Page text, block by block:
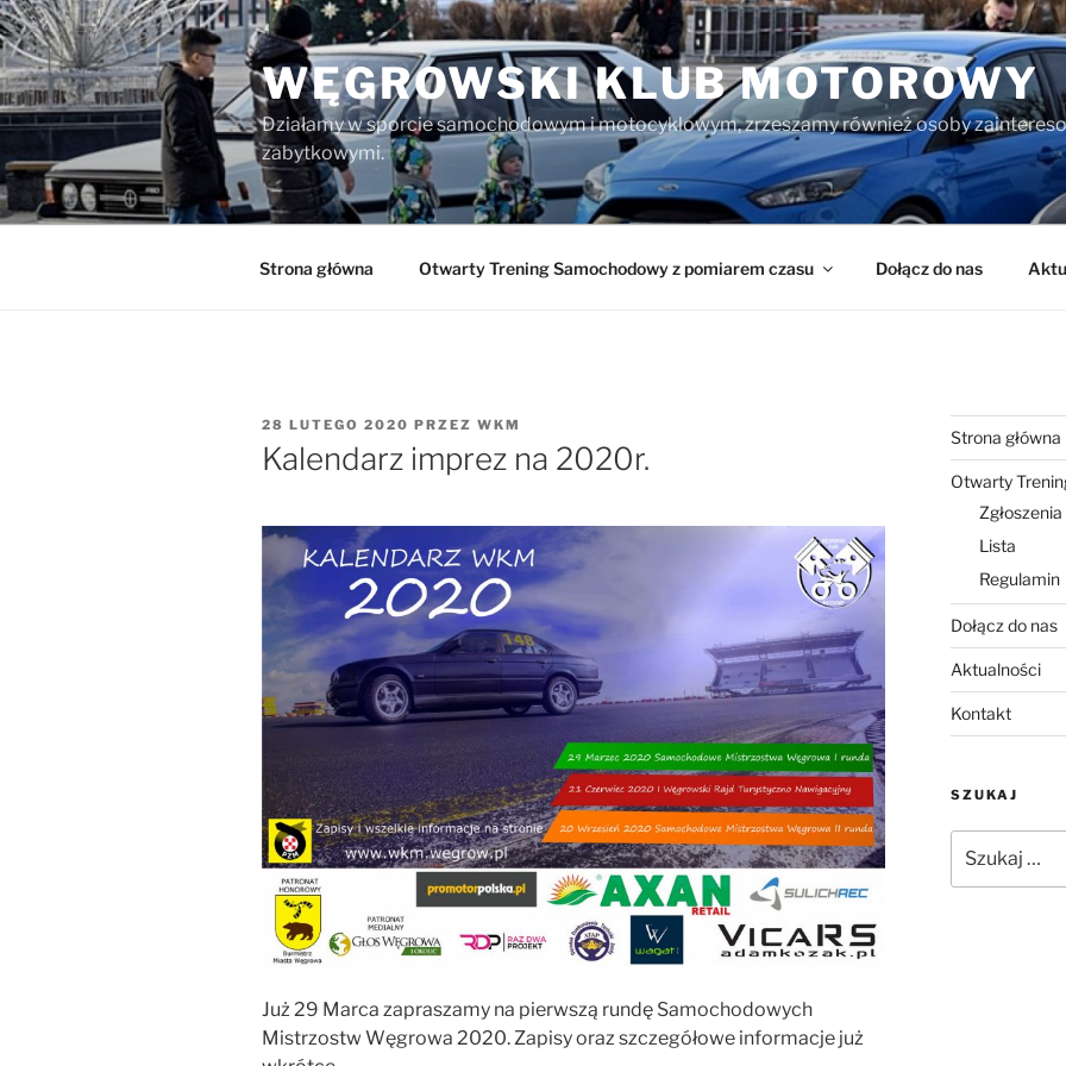
Przejdź
do
treści
WĘGROWSKI KLUB MOTOROWY
Działamy w sporcie samochodowym i motocyklowym, zrzeszamy również osoby
zabytkowymi.
Strona główna Otwarty Trening Samochodowy z pomiarem czasu Dołącz do nas
OPUBLIKOWANE
W
28 LUTEGO 2020 PRZEZ WKM
Kalendarz imprez na 2020r.
Już 29 Marca zapraszamy na pierwszą rundę Samochodowych
Mistrzostw Węgrowa 2020. Zapisy oraz szczegółowe informacje już
Strona główna
Otwarty
Zgłoszenia
Lista
Regulamin
Dołącz do nas
Aktualności
Kontakt
SZUKAJ